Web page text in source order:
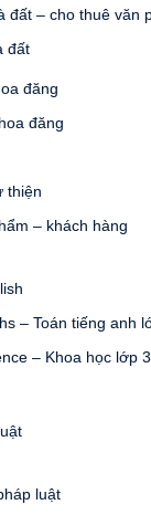
đất – cho thuê văn
đất
đăng
đăng
thiện
– khách hàng
– Toán tiếng anh
– Khoa học lớp 3
luật